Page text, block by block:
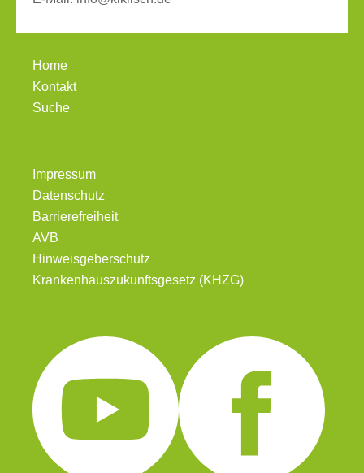
Home
Kontakt
Suche
Impressum
Datenschutz
Barrierefreiheit
AVB
Hinweisgeberschutz
Krankenhauszukunftsgesetz (KHZG)